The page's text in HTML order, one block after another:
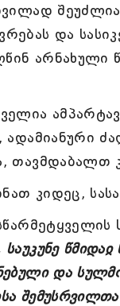
და
არნახული
თავმდაბალთ
კიდეც,
წმიდაჲ
და